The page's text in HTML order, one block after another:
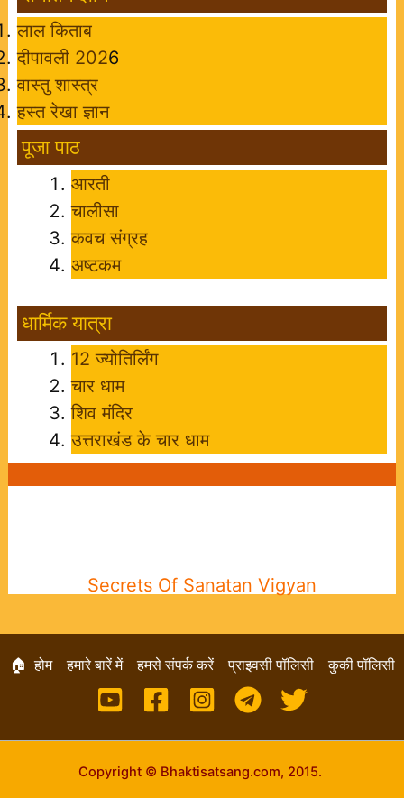
लाल किताब
दीपावली 2026
वास्तु शास्त्र
हस्त रेखा ज्ञान
पूजा पाठ
आरती
चालीसा
कवच संग्रह
अष्टकम
धार्मिक यात्रा
12 ज्योतिर्लिंग
चार धाम
शिव मंदिर
उत्तराखंड के चार धाम
Secrets Of Sanatan Vigyan
🏠 होमहमारे बारें मेंहमसे संपर्क करेंप्राइवसी पॉलिसीकुकी पॉलिसी
Copyright © Bhaktisatsang.com, 2015.